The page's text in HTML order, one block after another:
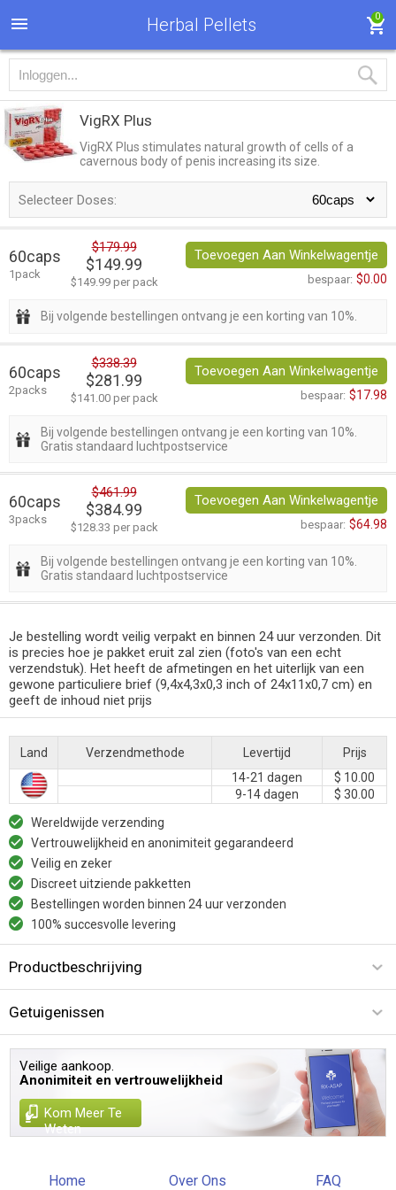
Herbal Pellets 0
VigRX Plus
VigRX Plus stimulates natural growth of cells of a
cavernous body of penis increasing its size.
Selecteer Doses:
60caps
1pack
$179.99
$149.99
$149.99 per pack
Toevoegen Aan Winkelwagentje
bespaar: $0.00
Bij volgende bestellingen ontvang je een korting van 10%.
60caps
2packs
$338.39
$281.99
$141.00 per pack
Toevoegen Aan Winkelwagentje
bespaar: $17.98
Bij volgende bestellingen ontvang je een korting van 10%.
Gratis standaard luchtpostservice
60caps
3packs
$461.99
$384.99
$128.33 per pack
Toevoegen Aan Winkelwagentje
bespaar: $64.98
Bij volgende bestellingen ontvang je een korting van 10%.
Gratis standaard luchtpostservice
Je bestelling wordt veilig verpakt en binnen 24 uur verzonden. Dit
is precies hoe je pakket eruit zal zien (foto's van een echt
verzendstuk). Het heeft de afmetingen en het uiterlijk van een
gewone particuliere brief (9,4x4,3x0,3 inch of 24x11x0,7 cm) en
geeft de inhoud niet prijs
Land Verzendmethode Levertijd
Prijs
14-21 dagen
$ 10.00
9-14 dagen
$ 30.00
Wereldwijde verzending
Vertrouwelijkheid en anonimiteit gegarandeerd
Veilig en zeker
Discreet uitziende pakketten
Bestellingen worden binnen 24 uur verzonden
100% succesvolle levering
Productbeschrijving
Getuigenissen
Veilige aankoop.
Anonimiteit en vertrouwelijkheid
Kom Meer Te
Weten
Home Over Ons FAQ